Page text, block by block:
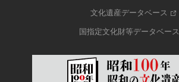
文化遺産データベース
国指定文化財等データベース